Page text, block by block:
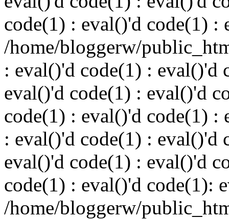
code(1) : eval()'d code(1) :
/home/bloggerw/
: eval()'d code(1) : eval()'d
eval()'d code(1) : eval()'d
code(1) : eval()'d code(1) :
: eval()'d code(1) : eval()'d
eval()'d code(1) : eval()'d
code(1) : eval()'d code(1):
/home/bloggerw/